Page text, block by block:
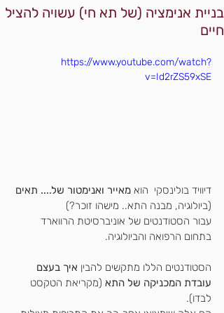
בניית אנימציה (של תא חי) עשויה להציל
חיים
https://www.youtube.com/watch?
v=Id2rZS59xSE
דיוויד בולינסקי  הוא מאייר ואנימטור של.... תאים
(ביולוגיה, מבנה התא.. מישהו זוכר?)
עבור הסטודנטים של אוניברסיטת הרווארד
בתחום הרפואה והביולוגיה.
הסטודנטים הללו מתקשים להבין איך בעצם
עובדת המכניקה של התא (מקריאת הטקסט
לבדו).